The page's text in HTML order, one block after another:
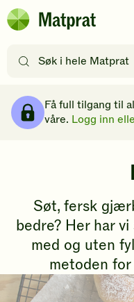
Hopp til hovedinnhold
Matprat
etter
filtre
Få full tilgang til
våre. Logg inn
Søt, fersk
bedre? Her har
med og uten
metoden